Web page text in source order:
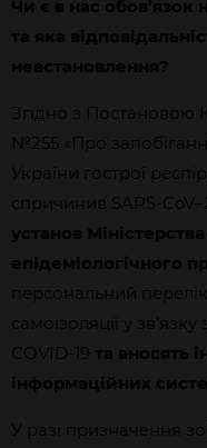
Чи є в нас обов’язок
та яка
невстановлення?
Згідно з Постановою
№255 «Про
України гострої
спричинив SARS-
установ
епідеміологічного
персональний
самоізоляції у
COVID-19 та вносять
інформаційних
У разі призначення